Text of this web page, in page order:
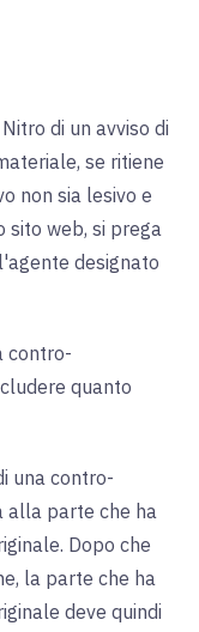
di un avviso di
se ritiene
non sia lesivo e
sito web, si prega
designato
contro-
quanto
una contro-
alla parte che ha
Dopo che
la parte che ha
deve quindi